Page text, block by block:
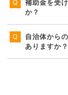
補助金を受
か？
自治体から
ありますか？